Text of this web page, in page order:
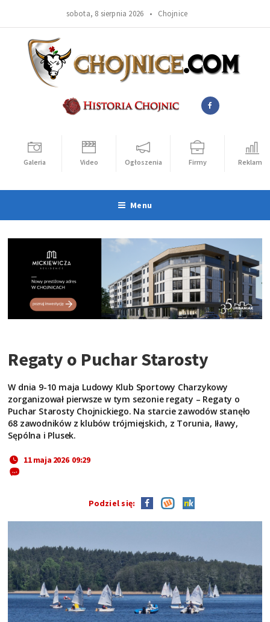
sobota, 8 sierpnia 2026 • Chojnice
Galeria Video Ogłoszenia Firmy Reklama
Menu
Regaty o Puchar Starosty
W dnia 9-10 maja Ludowy Klub Sportowy Charzykowy
zorganizował pierwsze w tym sezonie regaty – Regaty o
Puchar Starosty Chojnickiego. Na starcie zawodów stanęło
68 zawodników z klubów trójmiejskich, z Torunia, Iławy,
Sępólna i Plusek.
11 maja 2026 09:29
Podziel się: